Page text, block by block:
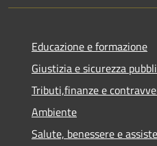
Educazione e formazione
Giustizia e sicurezza
Tributi,finanze e
Ambiente
Salute, benessere e